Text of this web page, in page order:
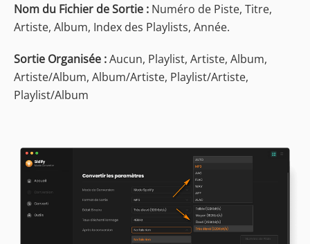
Nom du Fichier de Sortie : Numéro de Piste, Titre,
Artiste, Album, Index des Playlists, Année.
Sortie Organisée :Aucun, Playlist, Artiste, Album,
Artiste/Album, Album/Artiste, Playlist/Artiste,
Playlist/Album